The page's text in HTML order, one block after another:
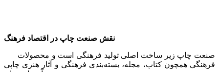
نقش صنعت چاپ در اقتصاد فرهنگ
فرهنگی همچون کتاب، مجله، بسته‌بندی فرهنگی و آثار هنری چاپی